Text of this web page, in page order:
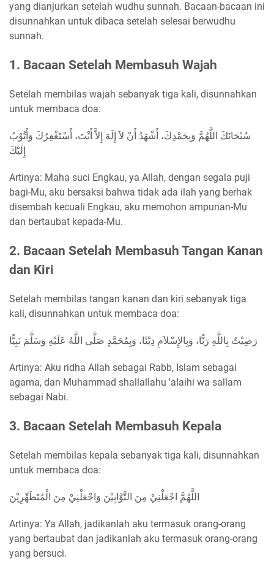
yang dianjurkan setelah wudhu sunnah. Bacaan-bacaan ini
disunnahkan untuk dibaca setelah selesai berwudhu
sunnah.
1. Bacaan Setelah Membasuh Wajah
Setelah membilas wajah sebanyak tiga kali, disunnahkan
untuk membaca doa:
سُبْحَانَكَ اللَّهُمَّ وَبِحَمْدِكَ، أَشْهَدُ أَنْ لاَ إِلَهَ إِلاَّ أَنْتَ، أَسْتَغْفِرُكَ وَأَتُوْبُ
إِلَيْكَ
Artinya: Maha suci Engkau, ya Allah, dengan segala puji
bagi-Mu, aku bersaksi bahwa tidak ada ilah yang berhak
disembah kecuali Engkau, aku memohon ampunan-Mu
dan bertaubat kepada-Mu.
2. Bacaan Setelah Membasuh Tangan Kanan
dan Kiri
Setelah membilas tangan kanan dan kiri sebanyak tiga
kali, disunnahkan untuk membaca doa:
رَضِيْتُ بِاللَّهِ رَبًّا، وَبِالإِسْلاَمِ دِيْنًا، وَبِمُحَمَّدٍ صَلَّى اللَّهُ عَلَيْهِ وَسَلَّمَ نَبِيًّا
Artinya: Aku ridha Allah sebagai Rabb, Islam sebagai
agama, dan Muhammad shallallahu 'alaihi wa sallam
sebagai Nabi.
3. Bacaan Setelah Membasuh Kepala
Setelah membilas kepala sebanyak tiga kali, disunnahkan
untuk membaca doa:
اللَّهُمَّ اجْعَلْنِيْ مِنَ التَّوَّابِيْنَ وَاجْعَلْنِيْ مِنَ الْمُتَطَهِّرِيْنَ
Artinya: Ya Allah, jadikanlah aku termasuk orang-orang
yang bertaubat dan jadikanlah aku termasuk orang-orang
yang bersuci.